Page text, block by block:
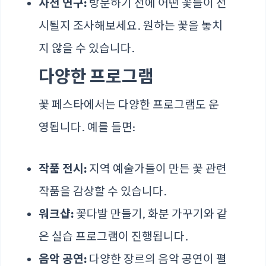
시될지 조사해보세요. 원하는 꽃을 놓치
지 않을 수 있습니다.
다양한 프로그램
꽃 페스타에서는 다양한 프로그램도 운
영됩니다. 예를 들면:
작품 전시: 지역 예술가들이 만든 꽃 관련
작품을 감상할 수 있습니다.
워크샵: 꽃다발 만들기, 화분 가꾸기와 같
은 실습 프로그램이 진행됩니다.
음악 공연: 다양한 장르의 음악 공연이 펼